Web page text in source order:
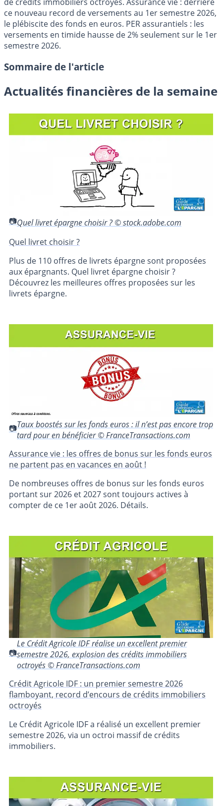
ce nouveau record de versements au 1er semestre 2026,
le plébiscite des fonds en euros. PER assurantiels : les
versements en timide hausse de 2% seulement sur le 1er
semestre 2026.
Sommaire de l'article
Actualités financières de la semaine
Quel livret épargne choisir ? © stock.adobe.com
Quel livret choisir ?
Plus de 110 offres de livrets épargne sont proposées
aux épargnants. Quel livret épargne choisir ?
Découvrez les meilleures offres proposées sur les
livrets épargne.
Taux boostés sur les fonds euros : il n’est pas encore trop
tard pour en bénéficier © FranceTransactions.com
Assurance vie : les offres de bonus sur les fonds euros
ne partent pas en vacances en août !
De nombreuses offres de bonus sur les fonds euros
portant sur 2026 et 2027 sont toujours actives à
compter de ce 1er août 2026. Détails.
Le Crédit Agricole IDF réalise un excellent premier
semestre 2026, explosion des crédits immobiliers
octroyés © FranceTransactions.com
Crédit Agricole IDF : un premier semestre 2026
flamboyant, record d’encours de crédits immobiliers
octroyés
Le Crédit Agricole IDF a réalisé un excellent premier
semestre 2026, via un octroi massif de crédits
immobiliers.